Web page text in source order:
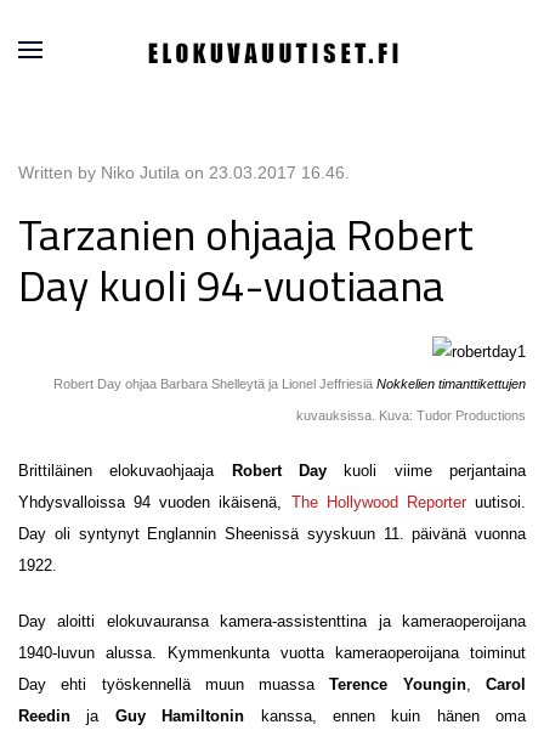
Written by Niko Jutila on 23.03.2017 16.46
Tarzanien ohjaaja Robert
Day kuoli 94-vuotiaana
Robert Day ohjaa Barbara Shelleytä ja Lionel Jeffriesiä Nokkelien timanttikettujen
kuvauksissa. Kuva: Tudor Productions
Brittiläinen elokuvaohjaaja Robert Daykuoli viime perjantaina
Yhdysvalloissa 94 vuoden ikäisenä, The Hollywood Reporteruutisoi.
Day oli syntynyt Englannin Sheenissä syyskuun 11. päivänä vuonna
1922.
Day aloitti elokuvauransa kamera-assistenttina ja kameraoperoijana
1940-luvun alussa. Kymmenkunta vuotta kameraoperoijana toiminut
Day ehti työskennellä muun muassaTerence Youngin,Carol
Reedinja Guy Hamiltonin kanssa, ennen kuin hänen oma